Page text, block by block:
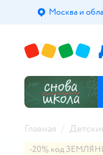
Выбор
Москва и
Главная
-20% код